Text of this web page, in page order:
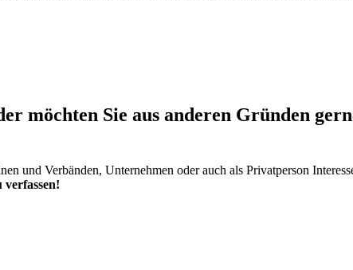
möchten Sie aus anderen Gründen
und Verbänden, Unternehmen oder auch als Privatperson